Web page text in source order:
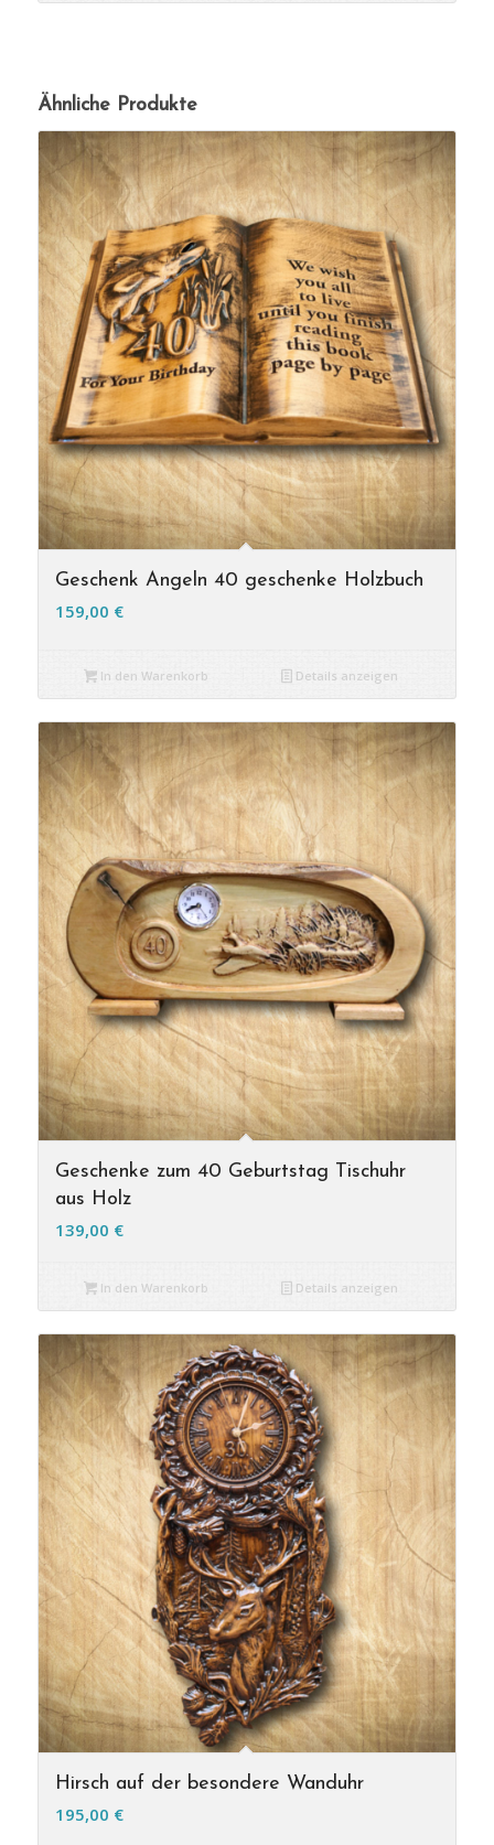
Ähnliche Produkte
Geschenk Angeln 40 geschenke Holzbuch
159,00 €
In den Warenkorb Details anzeigen
Geschenke zum 40 Geburtstag Tischuhr
aus Holz
139,00 €
In den Warenkorb Details anzeigen
Hirsch auf der besondere Wanduhr
195,00 €